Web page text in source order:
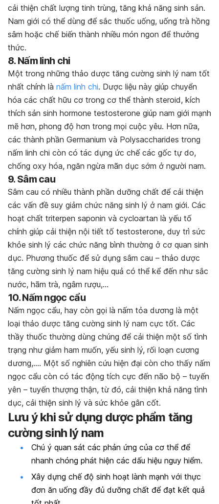
cải thiện chất lượng tinh trùng, tăng khả năng sinh sản.
Nam giới có thể dùng để sắc thuốc uống, uống trà hồng
sâm hoặc chế biến thành nhiều món ngon để thưởng
thức.
8. Nấm linh chi
Một trong những thảo dược tăng cường sinh lý nam tốt
nhất chính là nấm linh chi. Dược liệu này giúp chuyển
hóa các chất hữu cơ trong cơ thể thành steroid, kích
thích sản sinh hormone testosterone giúp nam giới mạnh
mẽ hơn, phong độ hơn trong mọi cuộc yêu. Hơn nữa,
các thành phần Germanium và Polysaccharides trong
nấm linh chi còn có tác dụng ức chế các gốc tự do,
chống oxy hóa, ngăn ngừa mãn dục sớm ở người nam.
9. Sâm cau
Sâm cau có nhiều thành phần dưỡng chất để cải thiện
các vấn đề suy giảm chức năng sinh lý ở nam giới. Các
hoạt chất triterpen saponin và cycloartan là yếu tố
chính giúp cải thiện nội tiết tố testosterone, duy trì sức
khỏe sinh lý các chức năng bình thường ở cơ quan sinh
dục. Phương thuốc để sử dụng sâm cau – thảo dược
tăng cường sinh lý nam hiệu quả có thể kể đến như sắc
nước, hãm trà, ngâm rượu,…
10. Nấm ngọc cẩu
Nấm ngọc cẩu, hay còn gọi là nấm tỏa dương là một
loại thảo dược tăng cường sinh lý nam cực tốt. Các
thầy thuốc thường dùng chúng để cải thiện một số tình
trạng như giảm ham muốn, yếu sinh lý, rối loạn cương
dương,…. Một số nghiên cứu hiện đại còn cho thấy nấm
ngọc cẩu còn có tác động tích cực đến não bộ – tuyến
yên – tuyến thượng thận, từ đó, cải thiện khả năng tình
dục, cải thiện sinh lý và sức khỏe gân cốt.
Lưu ý khi sử dụng dược phẩm tăng
cường sinh lý nam
Chú ý quan sát các phản ứng của cơ thể để
nhanh chóng phát hiện các dấu hiệu nguy hiểm.
Xây dựng chế độ sinh hoạt lành mạnh với thực
đơn ăn uống đầy đủ dưỡng chất để đạt kết quả